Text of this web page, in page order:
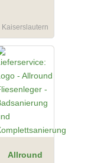
Kaiserslautern
Allround